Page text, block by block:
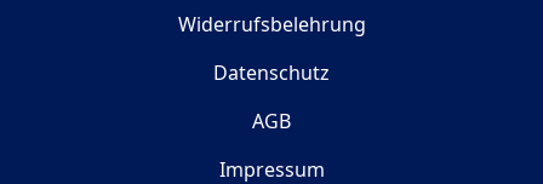
Widerrufsbelehrung
Datenschutz
AGB
Impressum